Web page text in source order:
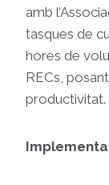
amb
tasques de
hores de
RECs,
productivitat.